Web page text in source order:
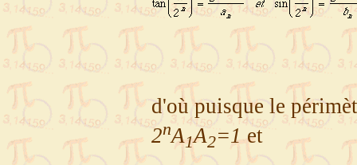
d'où puisque le
2nA 1A2=1 et